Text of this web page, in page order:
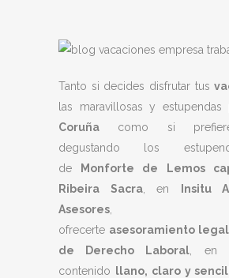
Tanto si decides disfrutar tus
las maravillosas y estupendas
Coruña como si
degustando los
de
Monforte de Lemos
Ribeira Sacra, en
Insitu
Asesores ,
ofrecerte asesoramiento
de Derecho Laboral , en
contenido
llano, claro y